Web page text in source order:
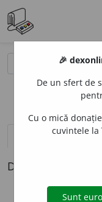
definiții (1)
Definiția cu ID-ul
🎉
De un sfert de
Cu o mică
cuvintele